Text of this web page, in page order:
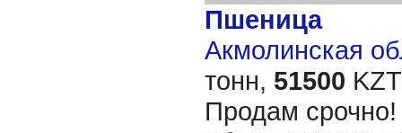
Пшеница
Акмолинская
тонн, 51500
Продам